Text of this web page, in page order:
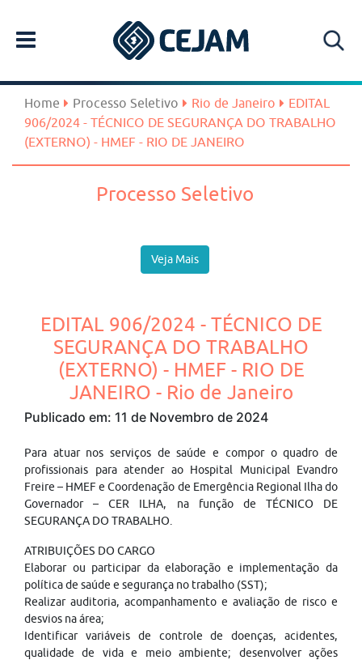
Home Processo Seletivo Rio de Janeiro
EDITAL
906/2024 - TÉCNICO DE SEGURANÇA DO TRABALHO
(EXTERNO) - HMEF - RIO DE JANEIRO
Processo Seletivo
Veja Mais
EDITAL 906/2024 - TÉCNICO DE
SEGURANÇA DO TRABALHO
(EXTERNO) - HMEF - RIO DE
JANEIRO - Rio de Janeiro
Publicado em: 11 de Novembro de 2024
Para atuar nos serviços de saúde e compor o quadro de
profissionais para atender ao Hospital Municipal Evandro
Freire – HMEF e Coordenação de Emergência Regional Ilha do
Governador – CER ILHA, na função de TÉCNICO DE
SEGURANÇA DO TRABALHO.
ATRIBUIÇÕES DO CARGO
Elaborar ou participar da elaboração e implementação da
política de saúde e segurança no trabalho (SST);
Realizar auditoria, acompanhamento e avaliação de risco e
desvios na área;
Identificar variáveis de controle de doenças, acidentes,
qualidade de vida e meio ambiente; desenvolver ações